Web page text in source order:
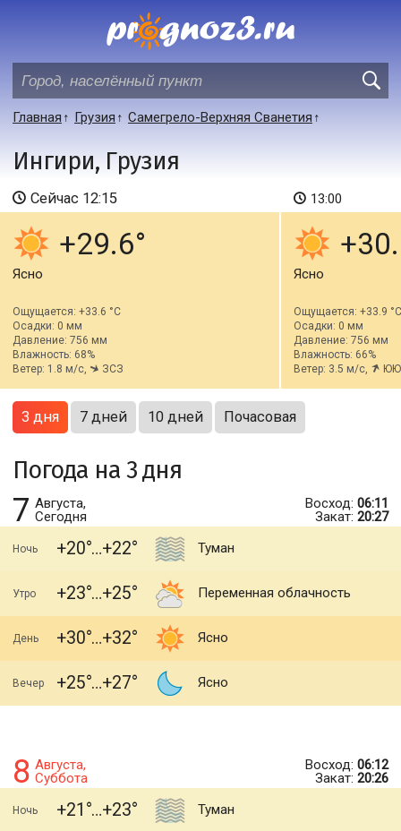
Главная Грузия Самегрело-Верхняя Сванетия
Ингири, Грузия
Сейчас 12:15
+29.6
Ясно
Ощущается: +33.6 °C
Осадки: 0 мм
Давление: 756 мм
Влажность: 68%
Ветер: 1.8 м/с,
ЗСЗ
13:00
Ясно
Ощущается: +33.9 °C
Осадки: 0 мм
Давление: 756 мм
Влажность: 66%
Ветер: 3.5 м/с,
3 дня 7 дней 10 дней Почасовая
Погода на 3 дня
7 Августа,
Сегодня
Восход: 06:11
Закат: 20:27
Ночь +20 +22 Туман
Утро +23 +25 Переменная облачность
День +30 +32 Ясно
Вечер +25 +27 Ясно
8 Августа,
Суббота
Восход: 06:12
Закат: 20:26
Ночь +21 +23 Туман